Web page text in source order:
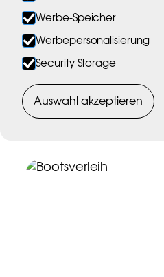
Werbe-Speicher
Werbepersonalisierung
Security Storage
Auswahl akzeptieren
Erlebnisse mit Maribell